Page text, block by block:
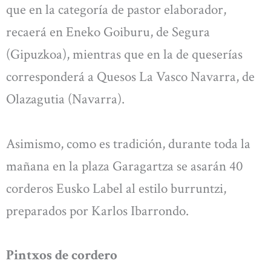
que en la categoría de pastor elaborador,
recaerá en Eneko Goiburu, de Segura
(Gipuzkoa), mientras que en la de queserías
corresponderá a Quesos La Vasco Navarra, de
Olazagutia (Navarra).
Asimismo, como es tradición, durante toda la
mañana en la plaza Garagartza se asarán 40
corderos Eusko Label al estilo burruntzi,
preparados por Karlos Ibarrondo.
Pintxos de cordero